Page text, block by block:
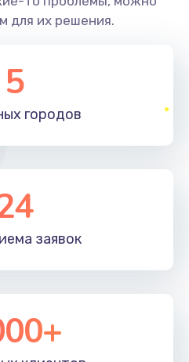
для их решения.
5
городов
заявок